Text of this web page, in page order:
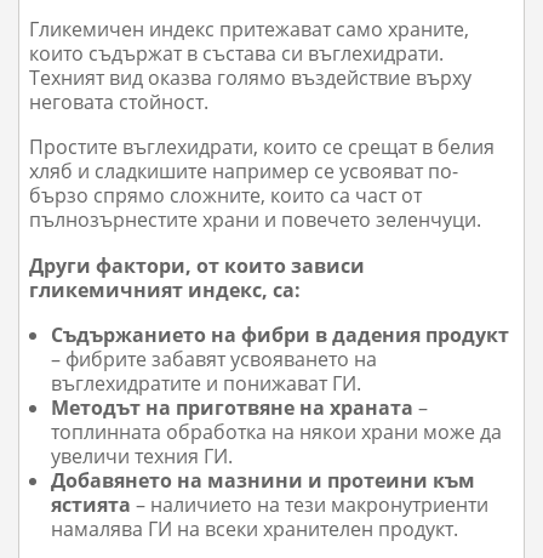
Гликемичен индекс притежават само храните,
които съдържат в състава си въглехидрати.
Техният вид оказва голямо въздействие върху
неговата стойност.
Простите въглехидрати, които се срещат в белия
хляб и сладкишите например се усвояват по-
бързо спрямо сложните, които са част от
пълнозърнестите храни и повечето зеленчуци.
Други фактори, от които зависи
гликемичният индекс, са:
Съдържанието на фибри в дадения продукт
– фибрите забавят усвояването на
въглехидратите и понижават ГИ.
Методът на приготвяне на храната –
топлинната обработка на някои храни може да
увеличи техния ГИ.
Добавянето на мазнини и протеини към
ястията – наличието на тези макронутриенти
намалява ГИ на всеки хранителен продукт.